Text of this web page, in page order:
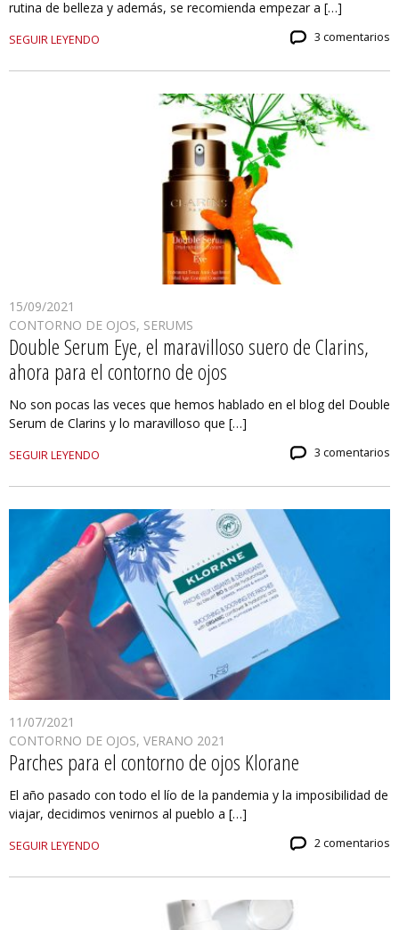
rutina de belleza y además, se recomienda empezar a […]
SEGUIR LEYENDO 3 comentarios
15/09/2021
CONTORNO DE OJOS, SERUMS
Double Serum Eye, el maravilloso suero de Clarins,
ahora para el contorno de ojos
No son pocas las veces que hemos hablado en el blog del Double
Serum de Clarins y lo maravilloso que […]
SEGUIR LEYENDO 3 comentarios
11/07/2021
CONTORNO DE OJOS, VERANO 2021
Parches para el contorno de ojos Klorane
El año pasado con todo el lío de la pandemia y la imposibilidad de
viajar, decidimos venirnos al pueblo a […]
SEGUIR LEYENDO 2 comentarios